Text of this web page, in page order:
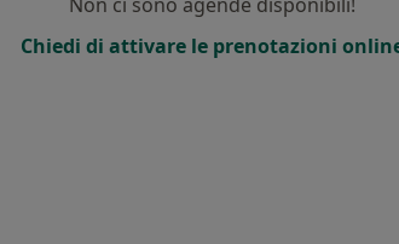
Chiedi di attivare le prenotazioni